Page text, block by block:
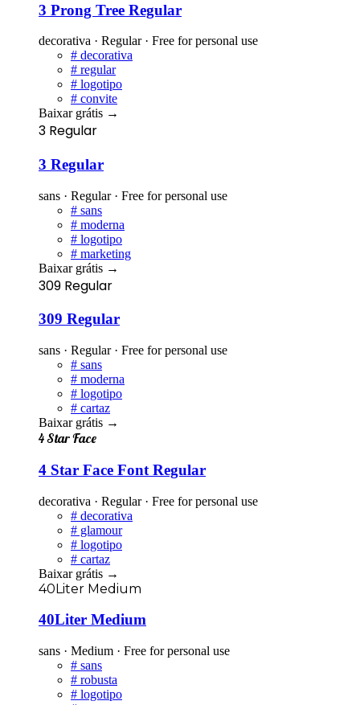
3 Prong Tree Regular
decorativa · Regular · Free for personal use
# decorativa
# regular
# logotipo
# convite
Baixar grátis →
3 Regular
3 Regular
sans · Regular · Free for personal use
# sans
# moderna
# logotipo
# marketing
Baixar grátis →
309 Regular
309 Regular
sans · Regular · Free for personal use
# sans
# moderna
# logotipo
# cartaz
Baixar grátis →
4 Star Face
4 Star Face Font Regular
decorativa · Regular · Free for personal use
# decorativa
# glamour
# logotipo
# cartaz
Baixar grátis →
40Liter Medium
40Liter Medium
sans · Medium · Free for personal use
# sans
# robusta
# logotipo